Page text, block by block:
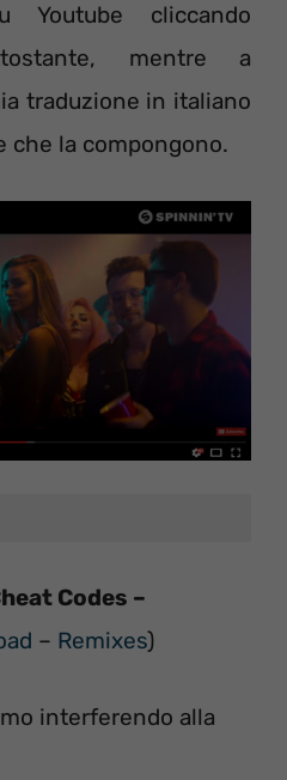
Youtube cliccando
mentre a
traduzione in italiano
che la compongono.
Codes –
– Remixes)
interferendo alla